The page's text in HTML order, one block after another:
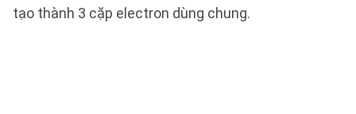
tạo thành 3 cặp electron dùng chung.